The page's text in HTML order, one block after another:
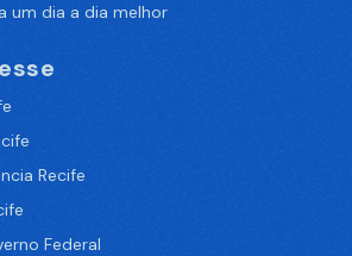
um dia a dia melhor
Recife
Federal